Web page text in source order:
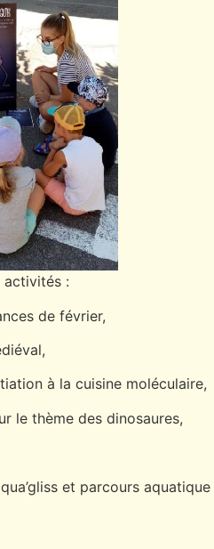
activités :
de février,
à la cuisine moléculaire,
le thème des dinosaures,
et parcours aquatique